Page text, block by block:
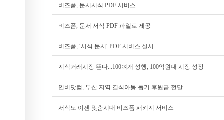
비즈폼, 문서서식 PDF 서비스
비즈폼, 문서 서식 PDF 파일로 제공
비즈폼, ′서식 문서′ PDF 서비스 실시
지식거래시장 뜬다...100여개 성행, 100억원대 시장 성장
인비닷컴, 부산 지역 결식아동 돕기 후원금 전달
서식도 이젠 맞춤시대 비즈폼 패키지 서비스